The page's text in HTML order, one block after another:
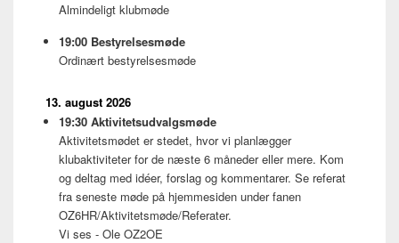
Almindeligt klubmøde
19:00 Bestyrelsesmøde
Ordinært bestyrelsesmøde
13. august 2026
19:30 Aktivitetsudvalgsmøde
Aktivitetsmødet er stedet, hvor vi planlægger
klubaktiviteter for de næste 6 måneder eller mere. Kom
og deltag med idéer, forslag og kommentarer. Se referat
fra seneste møde på hjemmesiden under fanen
OZ6HR/Aktivitetsmøde/Referater.
Vi ses - Ole OZ2OE